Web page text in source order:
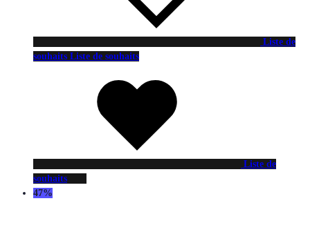
Liste de
souhaits Liste de souhaits
Liste de
souhaits
47%